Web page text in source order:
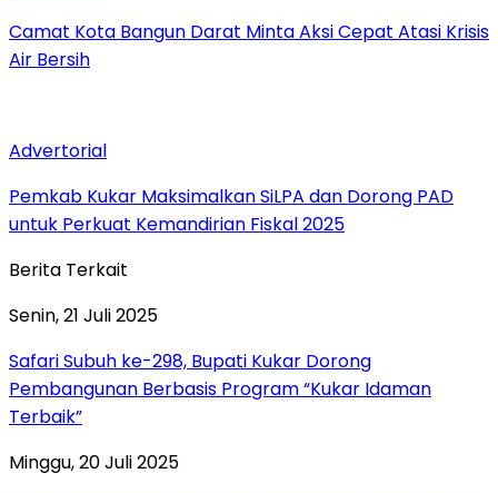
Camat Kota Bangun Darat Minta Aksi Cepat Atasi Krisis
Air Bersih
Advertorial
Pemkab Kukar Maksimalkan SiLPA dan Dorong PAD
untuk Perkuat Kemandirian Fiskal 2025
Berita Terkait
Senin, 21 Juli 2025
Safari Subuh ke-298, Bupati Kukar Dorong
Pembangunan Berbasis Program “Kukar Idaman
Terbaik”
Minggu, 20 Juli 2025